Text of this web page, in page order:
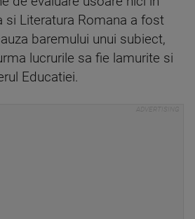
si Literatura Romana a fost
baremului unui subiect,
lucrurile sa fie lamurite si
Educatiei.